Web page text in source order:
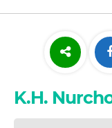
K.H.